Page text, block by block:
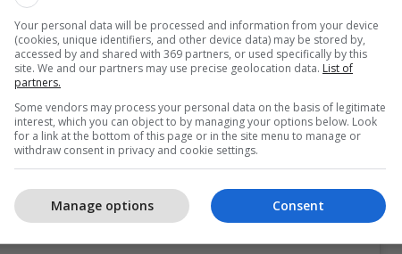
Estrada Shqiptare
fundit të publikuar në rrjetin social Instagram, ai
në dorë, teksa në mbishkrimin e saj shkruan se
shkruan mund të jetë më i mirë se stili i tij i
Your personal data will be processed and information from your device
(cookies, unique identifiers, and other device data) may be stored by,
accessed by and shared with 369 partners, or used specifically by this
site. We and our partners may use precise geolocation data. List of
partners.
Some vendors may process your personal data on the basis of legitimate
interest, which you can object to by managing your options below. Look
for a link at the bottom of this page or in the site menu to manage or
withdraw consent in privacy and cookie settings.
Consent
Manage options